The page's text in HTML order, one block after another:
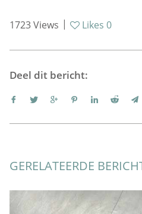
1723Views | Likes 0
Deel dit bericht:
GERELATEERDE